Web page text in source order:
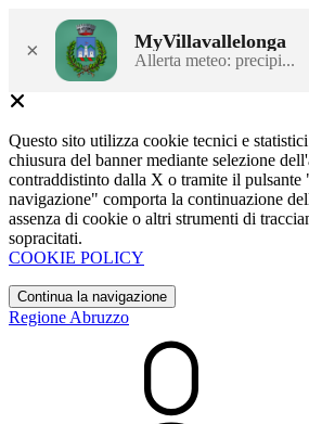
× MyVillavallelonga
Allerta meteo: precipi...
Questo sito utilizza cookie tecnici e
chiusura del banner mediante selezione
contraddistinto dalla X o tramite il pulsante
navigazione" comporta la continuazione
assenza di cookie o altri strumenti di
sopracitati.
COOKIE POLICY
Continua la navigazione
Regione Abruzzo